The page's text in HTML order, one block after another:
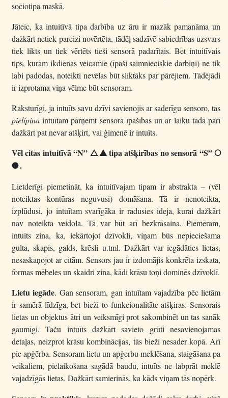
sociotipa maskā.
Jāteic, ka intuitīvā tipa darbība uz āru ir mazāk pamanāma un
dažkārt netiek pareizi novērtēta, tādēļ sadzīvē sabiedrības uzsvars
tiek likts un tiek vērtēts tieši sensorā padarītais. Bet intuitīvais
tips, kuram ikdienas veicamie (īpaši saimnieciskie darbiņi) ne tik
labi padodas, noteikti nevēlas būt sliktāks par pārējiem. Tādējādi
ir izprotama viņa vēlme būt sensoram.
Raksturīgi, ja intuīts savu dzīvi savienojis ar saderīgu sensoro, tas
pielipina intuītam pārņemt sensorā īpašības un ar laiku tādā pārī
dažkārt pat nevar atšķirt, vai ģimenē ir intuīts.
Vēl citas intuitīvā “N” T Itipa atšķirības no sensorā “S”S
F.
Lietderīgi piemetināt, ka intuitīvajam tipam ir abstrakta – (vēl
noteiktas kontūras neguvusi) domāšana. Tā ir nenoteikta,
izplūdusi, jo intuītam svarīgāka ir radusies ideja, kurai dažkārt
nav noteikta veidola. Tā var būt arī bezkrāsaina. Piemēram,
intuīts zina, ka, iekārtojot dzīvokli, viņam būs nepieciešama
gulta, skapis, galds, krēsli u.tml. Dažkārt var iegādāties lietas,
nesaskaņojot ar citām. Sensors jau ir izdomājis konkrēta izskata,
formas mēbeles un skaidri zina, kādi krāsu toņi dominēs dzīvoklī.
Lietu iegāde. Gan sensoram, gan intuītam vajadzība pēc lietām
ir samērā līdzīga, bet bieži to funkcionalitāte atšķiras. Sensorais
lietas un objektus ātri un veiksmīgi prot sakombinēt un tas sanāk
gaumīgi. Taču intuīts dažkārt savieto grūti nesavienojamas
detaļas, neizprot krāsu kombinācijas, tās bieži nesader kopā. Arī
pie apģērba. Sensoram lietu un apģerbu meklēšana, staigāšana pa
veikaliem, pielaikošana sagādā baudu, intuīts ne labprāt meklē
vajadzīgās lietas. Dažkārt samierinās, ka kāds viņam tās nopērk.